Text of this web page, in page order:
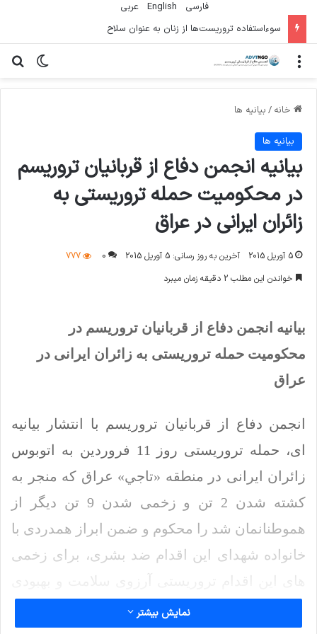
فارسی English
عربي
سوءاستفاده تروریست‌ها از زنان به عنوان سلاح
تغییر منو
خانه / بیانیه ها
بیانیه ها
بیانیه انجمن دفاع از قربانیان تروریسم
در محکومیت حمله تروریستی به
زائران ایرانی در عراق
5 آوریل 2015 آخرین به روز رسانی: 5 آوریل 2015 0
777
خواندن این مطلب 2 دقیقه زمان میبرد
بیانیه انجمن دفاع از قربانیان تروریسم در
محکومیت حمله تروریستی به زائران ایرانی در
عراق
انجمن دفاع از قربانیان تروریسم با انتشار بیانیه
ای، حمله تروریستی روز 11 فروردین به اتوبوس
زائران ایرانی در منطقه «تاجي» عراق که منجر به
کشته شدن 2 تن و زخمی شدن 9 تن دیگر از
هموطنانمان شد را محکوم و ضمن ابراز همدردی با
خانواده شهدای این اقدام ضد بشری، برای زخمی
نمایش بیشتر